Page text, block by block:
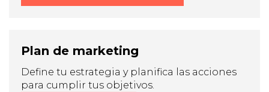
Plan de marketing
Define tu estrategia y planifica las acciones
para cumplir tus objetivos.